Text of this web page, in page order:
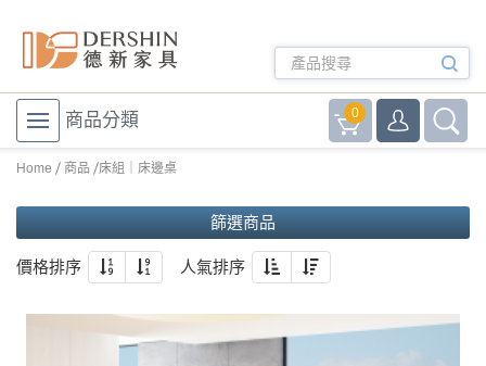
商品分類 0
Home 商品 床組｜床邊桌
篩選商品
價格排序 人氣排序